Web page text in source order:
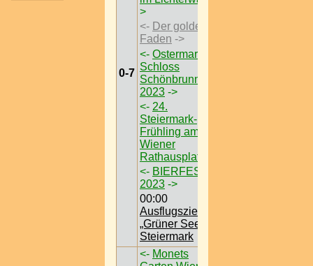
0-7
>
<- Der goldene
Faden ->
<- Ostermarkt
Schloss
Schönbrunn
2023 ->
<- 24.
Steiermark-
Frühling am
Wiener
Rathausplatz
<- BIERFEST
2023 ->
00:00
Ausflugsziel /
„Grüner See“ @
Steiermark
<- Monets